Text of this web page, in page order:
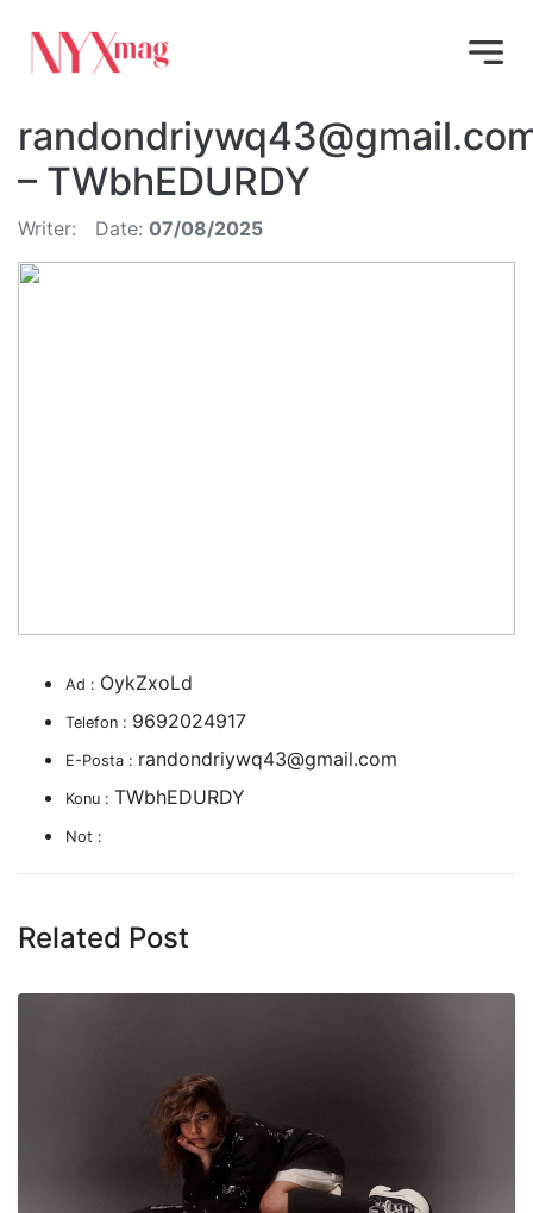
– TWbhEDURDY
Writer: Date: 07/08/2025
Ad : OykZxoLd
Telefon : 9692024917
E-Posta : randondriywq43@gmail.com
Konu : TWbhEDURDY
Not :
Related Post